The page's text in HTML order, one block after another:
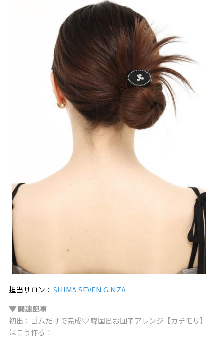
担当サロン： SHIMA SEVEN GINZA
▼ 関連記事
初出：ゴムだけで完成♡ 韓国風お団子アレンジ【カチモリ】
はこう作る！